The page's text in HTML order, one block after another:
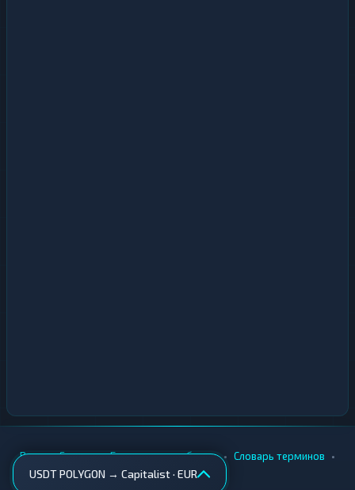
USDT POLYGON → Capitalist · EUR
Вики • Города • Безопасность обмена • Словарь терминов •
AML-проверка